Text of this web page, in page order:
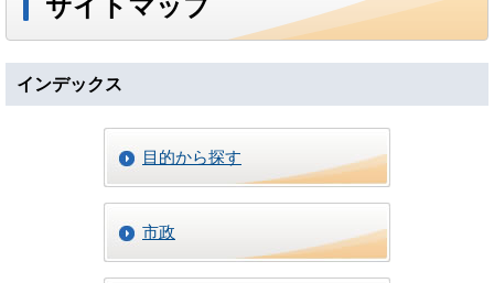
サイトマップ
インデックス
目的から探す
市政